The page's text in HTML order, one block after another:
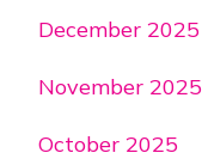
December 2025
November 2025
October 2025